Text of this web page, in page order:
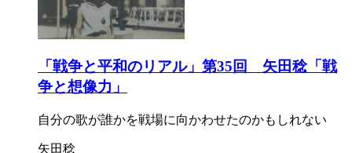
「戦争と平和のリアル」第35回 矢田稔「戦
争と想像力」
自分の歌が誰かを戦場に向かわせたのかもしれない
矢田稔